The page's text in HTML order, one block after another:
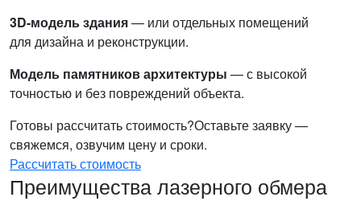
3D-модель здания— или отдельных помещений
для дизайна и реконструкции.
Модель памятников архитектуры — с высокой
точностью и без повреждений объекта.
Готовы рассчитать стоимость?Оставьте заявку —
свяжемся, озвучим цену и сроки.
Рассчитать стоимость
Преимущества лазерного обмера